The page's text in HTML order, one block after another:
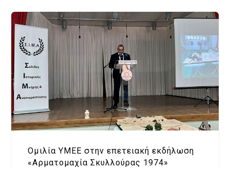
Ομιλία ΥΜΕΕ στην επετειακή εκδήλωση
«Αρματομαχία Σκυλλούρας 1974»